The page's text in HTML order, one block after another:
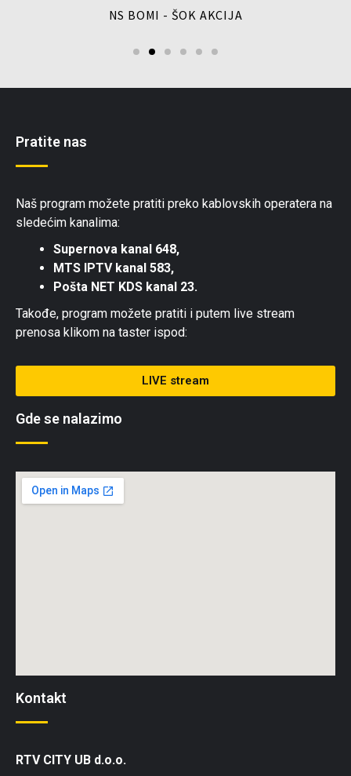
NS BOMI - ŠOK AKCIJA
Pratite nas
Naš program možete pratiti preko kablovskih operatera na
sledećim kanalima:
Supernova kanal 648,
MTS IPTV kanal 583,
Pošta NET KDS kanal 23.
Takođe, program možete pratiti i putem live stream
prenosa klikom na taster ispod:
LIVE stream
Gde se nalazimo
Kontakt
RTV CITY UB d.o.o.